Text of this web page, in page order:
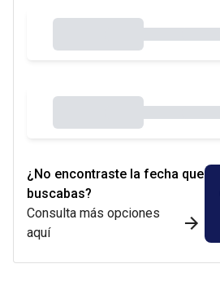
¿No encontraste la fecha que
buscabas?
Consulta más opciones
aquí